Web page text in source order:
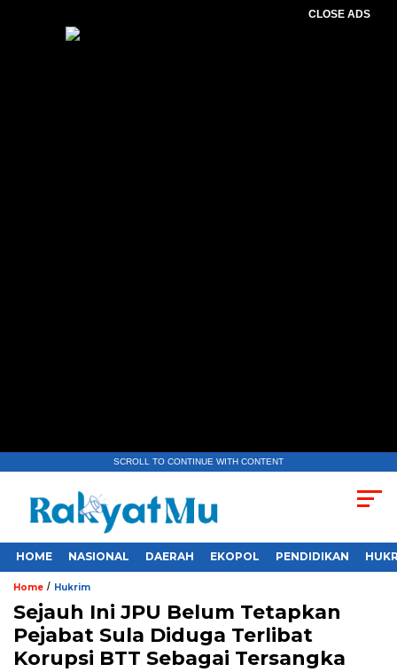
CLOSE ADS
SCROLL TO CONTINUE WITH CONTENT
HOME NASIONAL DAERAH EKOPOL PENDIDIKAN
Home / Hukrim
Sejauh Ini JPU Belum Tetapkan
Pejabat Sula Diduga Terlibat
Korupsi BTT Sebagai Tersangka